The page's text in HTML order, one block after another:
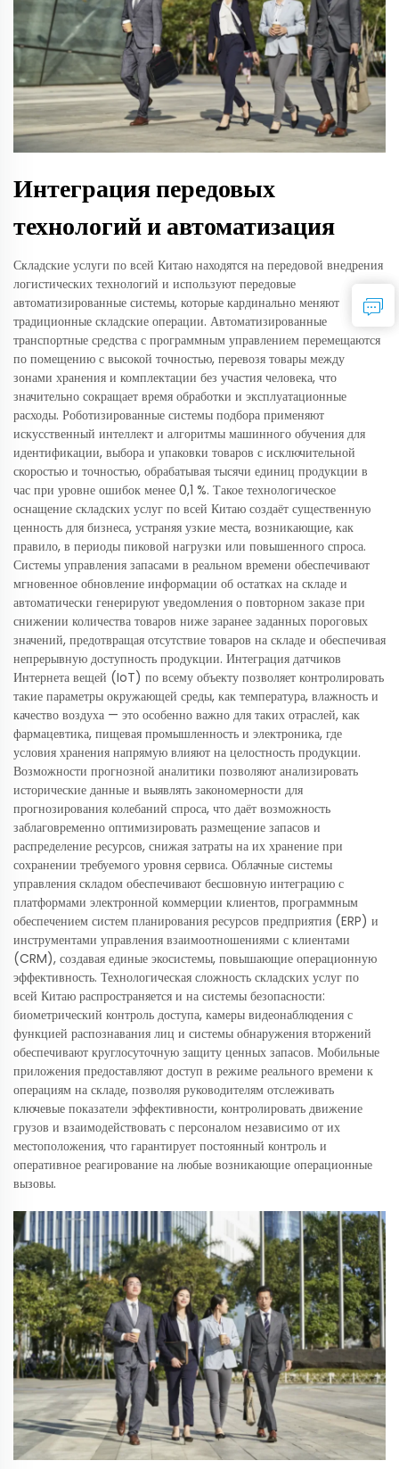
Интеграция передовых
технологий и автоматизация
Складские услуги по всей Китаю находятся на передовой внедрения
логистических технологий и используют передовые
автоматизированные системы, которые кардинально меняют
традиционные складские операции. Автоматизированные
транспортные средства с программным управлением перемещаются
по помещению с высокой точностью, перевозя товары между
зонами хранения и комплектации без участия человека, что
значительно сокращает время обработки и эксплуатационные
расходы. Роботизированные системы подбора применяют
искусственный интеллект и алгоритмы машинного обучения для
идентификации, выбора и упаковки товаров с исключительной
скоростью и точностью, обрабатывая тысячи единиц продукции в
час при уровне ошибок менее 0,1 %. Такое технологическое
оснащение складских услуг по всей Китаю создаёт существенную
ценность для бизнеса, устраняя узкие места, возникающие, как
правило, в периоды пиковой нагрузки или повышенного спроса.
Системы управления запасами в реальном времени обеспечивают
мгновенное обновление информации об остатках на складе и
автоматически генерируют уведомления о повторном заказе при
снижении количества товаров ниже заранее заданных пороговых
значений, предотвращая отсутствие товаров на складе и обеспечивая
непрерывную доступность продукции. Интеграция датчиков
Интернета вещей (IoT) по всему объекту позволяет контролировать
такие параметры окружающей среды, как температура, влажность и
качество воздуха — это особенно важно для таких отраслей, как
фармацевтика, пищевая промышленность и электроника, где
условия хранения напрямую влияют на целостность продукции.
Возможности прогнозной аналитики позволяют анализировать
исторические данные и выявлять закономерности для
прогнозирования колебаний спроса, что даёт возможность
заблаговременно оптимизировать размещение запасов и
распределение ресурсов, снижая затраты на их хранение при
сохранении требуемого уровня сервиса. Облачные системы
управления складом обеспечивают бесшовную интеграцию с
платформами электронной коммерции клиентов, программным
обеспечением систем планирования ресурсов предприятия (ERP) и
инструментами управления взаимоотношениями с клиентами
(CRM), создавая единые экосистемы, повышающие операционную
эффективность. Технологическая сложность складских услуг по
всей Китаю распространяется и на системы безопасности:
биометрический контроль доступа, камеры видеонаблюдения с
функцией распознавания лиц и системы обнаружения вторжений
обеспечивают круглосуточную защиту ценных запасов. Мобильные
приложения предоставляют доступ в режиме реального времени к
операциям на складе, позволяя руководителям отслеживать
ключевые показатели эффективности, контролировать движение
грузов и взаимодействовать с персоналом независимо от их
местоположения, что гарантирует постоянный контроль и
оперативное реагирование на любые возникающие операционные
вызовы.